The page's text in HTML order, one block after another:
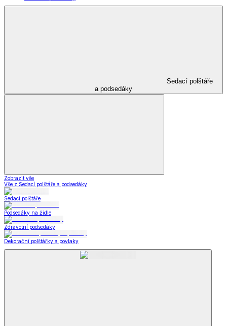
Sedací polštáře
a podsedáky
Zobrazit vše
Vše z Sedací polštáře a podsedáky
Sedací polštáře
Podsedáky na židle
Zdravotní podsedáky
Dekorační polštářky a povlaky